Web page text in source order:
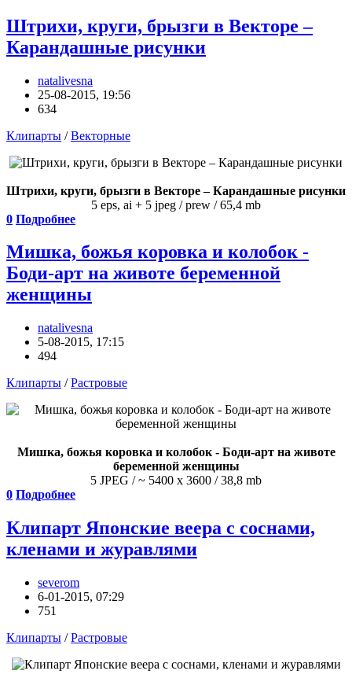
Штрихи, круги, брызги в Векторе –
Карандашные рисунки
natalivesna
25-08-2015, 19:56
634
Клипарты /Векторные
Штрихи, круги, брызги в Векторе – Карандашные рисунки
5 eps, ai + 5 jpeg / prew / 65,4 mb
0 Подробнее
Мишка, божья коровка и колобок -
Боди-арт на животе беременной
женщины
natalivesna
5-08-2015, 17:15
494
Клипарты /Растровые
Мишка, божья коровка и колобок - Боди-арт на животе
беременной женщины
5 JPEG / ~ 5400 x 3600 / 38,8 mb
0 Подробнее
Клипарт Японские веера с соснами,
кленами и журавлями
severom
6-01-2015, 07:29
751
Клипарты /Растровые